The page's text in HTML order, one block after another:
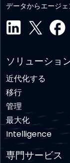
データからエージェ
ソリューショ
近代化する
移行
管理
最大化
Intelligence
専門サービス